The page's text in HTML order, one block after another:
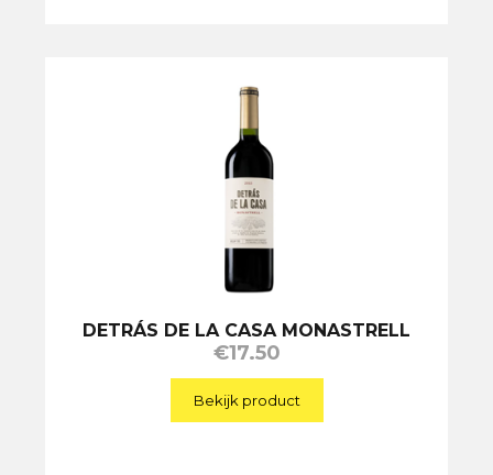
DETRÁS DE LA CASA MONASTRELL
€17.50
Bekijk product